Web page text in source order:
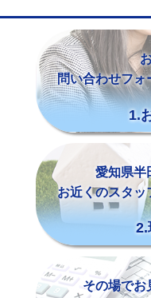
問い合わせフォ
1.
愛知県半
お近くのスタッ
2.
その場でお